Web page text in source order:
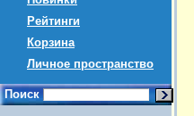
Рейтинги
Корзина
Личное пространство
Поиск